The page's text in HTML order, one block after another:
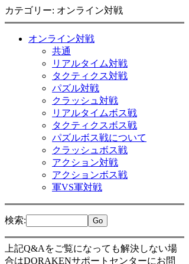
カテゴリー: オンライン対戦
オンライン対戦
共通
リアルタイム対戦
タクティクス対戦
パズル対戦
クラッシュ対戦
リアルタイムボス戦
タクティクスボス戦
パズルボス戦について
クラッシュボス戦
アクション対戦
アクションボス戦
軍VS軍対戦
検索:
上記Q&Aをご覧になっても解決しない場
合はDORAKENサポートセンターにお問